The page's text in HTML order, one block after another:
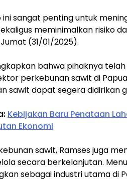
ini sangat penting untuk
meminimalkan risiko
(31/01/2025).
bahwa pihaknya
perkebunan sawit di
sawit dapat segera didirikan
Kebijakan Baru Penataan
Ekonomi
sawit, Ramses juga
secara berkelanjutan.
sebagai industri utama di